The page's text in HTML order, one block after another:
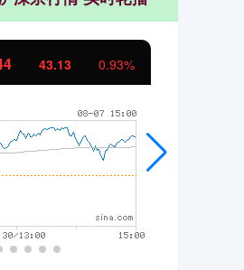
43.13 0.93%